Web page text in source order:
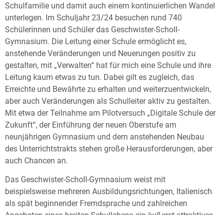
Schulfamilie und damit auch einem kontinuierlichen Wandel
unterlegen. Im Schuljahr 23/24 besuchen rund 740
Schülerinnen und Schüler das Geschwister-Scholl-
Gymnasium. Die Leitung einer Schule ermöglicht es,
anstehende Veränderungen und Neuerungen positiv zu
gestalten, mit „Verwalten“ hat für mich eine Schule und ihre
Leitung kaum etwas zu tun. Dabei gilt es zugleich, das
Erreichte und Bewährte zu erhalten und weiterzuentwickeln,
aber auch Veränderungen als Schulleiter aktiv zu gestalten.
Mit etwa der Teilnahme am Pilotversuch „Digitale Schule der
Zukunft“, der Einführung der neuen Oberstufe am
neunjährigen Gymnasium und dem anstehenden Neubau
des Unterrichtstrakts stehen große Herausforderungen, aber
auch Chancen an.
Das Geschwister-Scholl-Gymnasium weist mit
beispielsweise mehreren Ausbildungsrichtungen, Italienisch
als spät beginnender Fremdsprache und zahlreichen